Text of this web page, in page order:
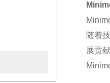
随着
展贡